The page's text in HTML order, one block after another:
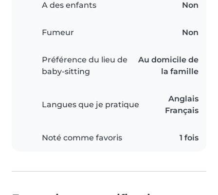
A des enfants Non
Fumeur Non
Préférence du lieu de
baby-sitting
Au domicile de
la famille
Langues que je pratique
Anglais
Français
Noté comme favoris 1 fois